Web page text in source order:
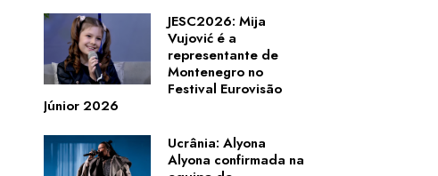
JESC2026: Mija
Vujović é a
representante de
Montenegro no
Festival Eurovisão
Júnior 2026
Ucrânia: Alyona
Alyona confirmada na